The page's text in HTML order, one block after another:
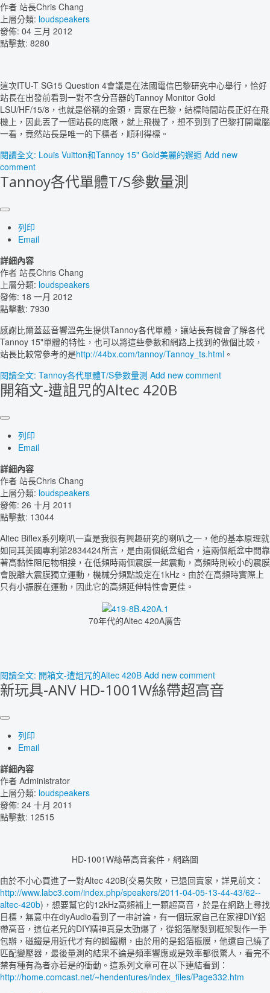
作者 站長Chris Chang
上層分類: loudspeakers
發佈: 04 三月 2012
點擊數: 8280
這次ITU-T SG15 Question 4會議是在法國電信巴黎研究中心舉行，恰好
站長在出發前看到一對不含分音器的Tannoy Monitor Gold
LSU/HF/15/8，也就是俗稱的金頭，賣家在巴黎，結標時間站長正好在飛
機上，因此丟了一個站長的底限，就上飛機了，想不到到了巴黎打開電腦
一看，竟然站長是唯一的下標者，順利得標。
閱讀全文: Louis Vuitton和Tannoy 15" Gold美麗的邂逅 Add new
comment
Tannoy各代單體T/S參數量測
列印
Email
詳細內容
作者 站長Chris Chang
上層分類: loudspeakers
發佈: 18 一月 2012
點擊數: 7930
感謝比爾蓋茲音響溫先生提供Tannoy各代單體，讓站長有機會了解各代
Tannoy 15"單體的特性，也可以將這些參數和網路上找到的做個比較，
站長比較常參考的是http://44bx.com/tannoy/Tannoy_ts.html 。
閱讀全文: Tannoy各代單體T/S參數量測 Add new comment
開箱文-遭詛咒的Altec 420B
列印
Email
詳細內容
作者 站長Chris Chang
上層分類: loudspeakers
發佈: 26 十月 2011
點擊數: 13044
Altec Biflex系列喇叭一直是我很有興趣研究的喇叭之一，他的基本原理就
如同其美國專利第2834424所言，是由兩個紙盆組合，這兩個紙盆中間靠
著高黏性阻尼物相接，在低頻時兩個震膜一起震動，高頻時則較小的震膜
會脫離大震膜獨立運動，機械分頻點設定在1kHz。由於在高頻時實際上
只有小振膜在運動，因此它的高頻延伸特性會更佳。
70年代的Altec 420A廣告
閱讀全文: 開箱文-遭詛咒的Altec 420B Add new comment
新玩具-ANV HD-1001W絲帶超高音
列印
Email
詳細內容
作者 Administrator
上層分類: loudspeakers
發佈: 24 十月 2011
點擊數: 12515
HD-1001W絲帶高音套件，網路圖
由於不小心買進了一對Altec 420B(交易失敗，已退回賣家，詳見前文：
http://www.labc3.com/index.php/speakers/2011-04-05-13-44-43/62--
altec-420b)，想要幫它的12kHz高頻補上一顆超高音，於是在網路上尋找
目標，無意中在diyAudio看到了一串討論，有一個玩家自己在家裡DIY鋁
帶高音，這位老兄的DIY精神真是太勁爆了，從鋁箔壓製到框架製作一手
包辦，磁鐵是用近代才有的銣鐵棚，由於用的是鋁箔振膜，他還自己繞了
匹配變壓器，最後量測的結果不論是頻率響應或是效率都很驚人，看完不
禁有種有為者亦若是的衝動。這系列文章可在以下連結看到：
http://home.comcast.net/~hendentures/index_files/Page332.htm